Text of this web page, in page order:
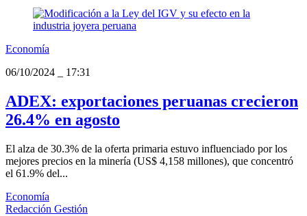
Economía
06/10/2024
17:31
ADEX: exportaciones peruanas crecieron
26.4% en agosto
El alza de 30.3% de la oferta primaria estuvo influenciado por los
mejores precios en la minería (US$ 4,158 millones), que concentró
el 61.9% del...
Economía
Redacción Gestión